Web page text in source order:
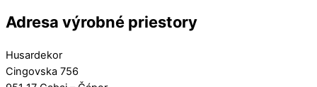
Adresa výrobné priestory
Husardekor
Cingovska 756